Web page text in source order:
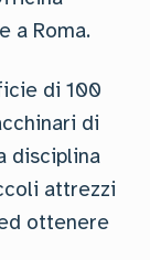
a Roma.
di 100
di
disciplina
attrezzi
ottenere